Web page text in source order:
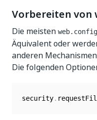
Vorbereiten von
Die meisten web.config
Äquivalent oder
anderen
Die folgenden
security.